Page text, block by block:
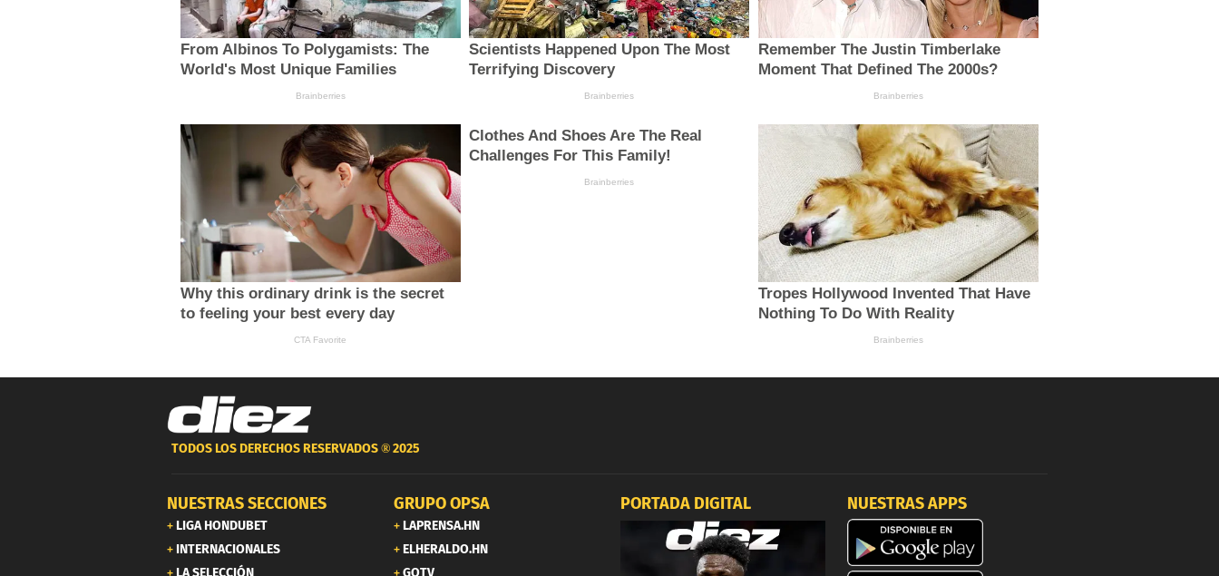
TODOS LOS DERECHOS RESERVADOS ®2025
NUESTRAS SECCIONES
LIGA HONDUBET
INTERNACIONALES
LA SELECCIÓN
GRUPO OPSA
LAPRENSA.HN
ELHERALDO.HN
GOTV
PORTADA DIGITAL NUESTRAS APPS